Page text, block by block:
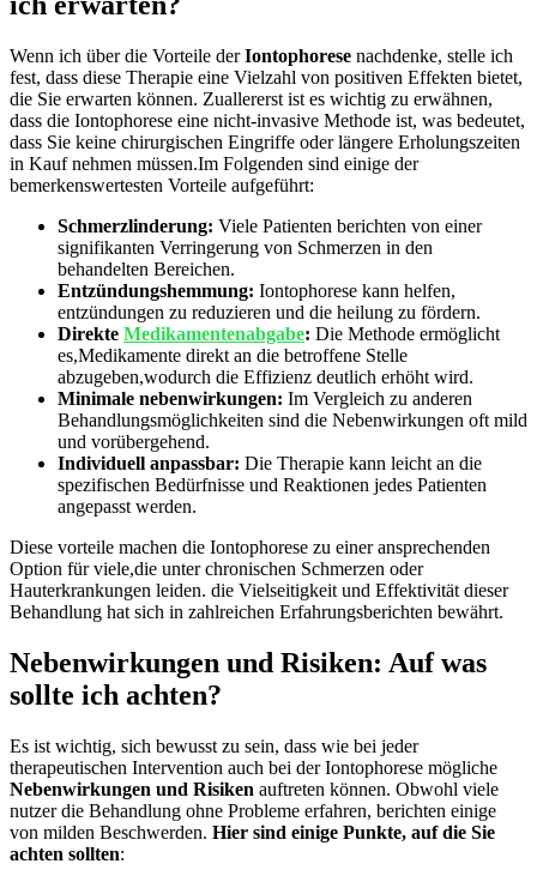
Wenn ich über die Vorteile derIontophorese nachdenke, stelle ich
fest, dass diese Therapie eine Vielzahl von positiven Effekten bietet,
die Sie erwarten können. Zuallererst ist es wichtig zu erwähnen,
dass die Iontophorese eine nicht-invasive Methode ist, was bedeutet,
dass Sie⁢ keine chirurgischen​ Eingriffe oder längere Erholungszeiten
in Kauf nehmen⁢ müssen.Im Folgenden sind ⁤einige der
bemerkenswertesten Vorteile aufgeführt:
Schmerzlinderung: Viele Patienten berichten von einer
signifikanten Verringerung von Schmerzen in den
behandelten Bereichen.
Entzündungshemmung: Iontophorese kann helfen,
entzündungen zu ‍reduzieren und ‌die heilung zu fördern.
Direkte‌ Medikamentenabgabe: Die Methode ermöglicht
es,Medikamente direkt an ⁢die ‍betroffene Stelle
abzugeben,wodurch die‍ Effizienz deutlich erhöht wird.
Minimale⁤ nebenwirkungen: Im Vergleich zu anderen
Behandlungsmöglichkeiten sind die Nebenwirkungen oft mild
und ​vorübergehend.
Individuell anpassbar: Die Therapie ‌kann leicht ⁣an die
spezifischen Bedürfnisse und Reaktionen jedes Patienten
angepasst werden.
Diese vorteile machen ​die ⁣Iontophorese zu einer ansprechenden
Option ‌für viele,die unter chronischen ‍Schmerzen oder
‌Hauterkrankungen leiden. die Vielseitigkeit ​und Effektivität dieser ​
Behandlung‍ hat ⁤sich in zahlreichen Erfahrungsberichten bewährt.
Nebenwirkungen und Risiken: Auf was
sollte ich achten?
Es ist wichtig, sich ‍bewusst zu sein, dass wie⁤ bei jeder​
therapeutischen Intervention‌ auch bei ⁤der ‌Iontophorese mögliche
Nebenwirkungen und Risiken auftreten können. Obwohl ⁣viele‌
nutzer die Behandlung ohne Probleme erfahren, berichten einige
von‌ milden Beschwerden. Hier⁣ sind einige ⁤Punkte, auf die Sie
achten sollten: